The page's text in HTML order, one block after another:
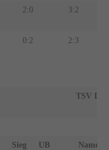
2:0 3:2
0:2 2:3
TSV
Sieg UB Name